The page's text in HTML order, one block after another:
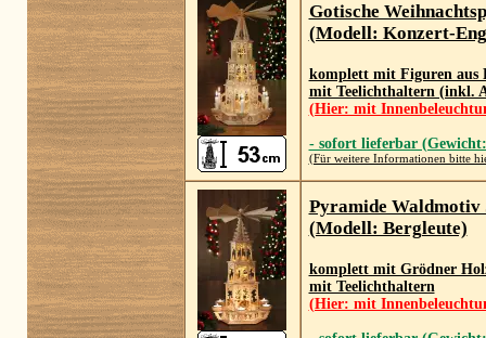
Gotische
(Modell: Konzert-
komplett mit Figuren aus
mit Teelichthaltern (inkl.
(Hier: mit
- sofort lieferbar
(Für weitere Informationen bitte
Pyramide Waldmotiv
(Modell: Bergleute)
komplett mit Grödner
mit Teelichthaltern
(Hier: mit